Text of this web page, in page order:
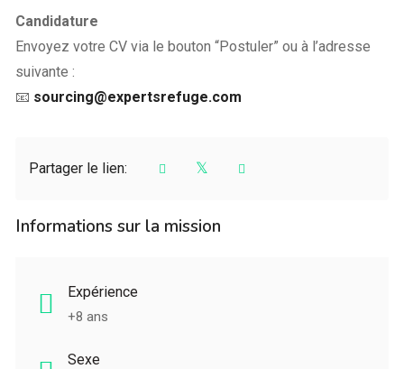
Candidature
Envoyez votre CV via le bouton “Postuler” ou à l’adresse
suivante :
📧 sourcing@expertsrefuge.com
Partager le lien:
Informations sur la mission
Expérience
+8 ans
Sexe